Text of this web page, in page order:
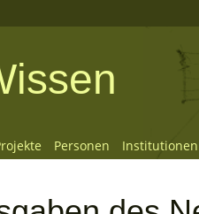
Personen Institutionen